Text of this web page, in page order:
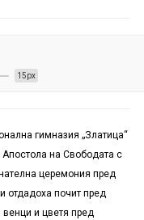
15px
гимназия „Златица“
Апостола на Свободата с
церемония пред
отдадоха почит пред
и цветя пред